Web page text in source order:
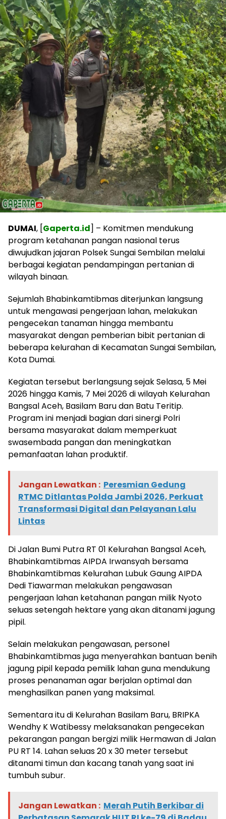
DUMAI, [Gaperta.id] – Komitmen mendukung
program ketahanan pangan nasional terus
diwujudkan jajaran Polsek Sungai Sembilan melalui
berbagai kegiatan pendampingan pertanian di
wilayah binaan.
Sejumlah Bhabinkamtibmas diterjunkan langsung
untuk mengawasi pengerjaan lahan, melakukan
pengecekan tanaman hingga membantu
masyarakat dengan pemberian bibit pertanian di
beberapa kelurahan di Kecamatan Sungai Sembilan,
Kota Dumai.
Kegiatan tersebut berlangsung sejak Selasa, 5 Mei
2026 hingga Kamis, 7 Mei 2026 di wilayah Kelurahan
Bangsal Aceh, Basilam Baru dan Batu Teritip.
Program ini menjadi bagian dari sinergi Polri
bersama masyarakat dalam memperkuat
swasembada pangan dan meningkatkan
pemanfaatan lahan produktif.
Jangan Lewatkan : Peresmian Gedung
RTMC Ditlantas Polda Jambi 2026, Perkuat
Transformasi Digital dan Pelayanan Lalu
Lintas
Di Jalan Bumi Putra RT 01 Kelurahan Bangsal Aceh,
Bhabinkamtibmas AIPDA Irwansyah bersama
Bhabinkamtibmas Kelurahan Lubuk Gaung AIPDA
Dedi Tiawarman melakukan pengawasan
pengerjaan lahan ketahanan pangan milik Nyoto
seluas setengah hektare yang akan ditanami jagung
pipil.
Selain melakukan pengawasan, personel
Bhabinkamtibmas juga menyerahkan bantuan benih
jagung pipil kepada pemilik lahan guna mendukung
proses penanaman agar berjalan optimal dan
menghasilkan panen yang maksimal.
Sementara itu di Kelurahan Basilam Baru, BRIPKA
Wendhy K Watibessy melaksanakan pengecekan
pekarangan pangan bergizi milik Hermawan di Jalan
PU RT 14. Lahan seluas 20 x 30 meter tersebut
ditanami timun dan kacang tanah yang saat ini
tumbuh subur.
Jangan Lewatkan : Merah Putih Berkibar di